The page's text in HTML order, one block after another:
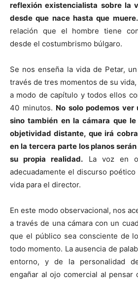
reflexión existencialista sobre la
desde que nace hasta que muere.
relación que el hombre tiene
desde el costumbrismo búlgaro.
Se nos enseña la vida de Petar,
través de tres momentos de su
a modo de capítulo y todos ellos
40 minutos. No solo podemos ver
sino también en la cámara que
objetividad distante, que irá
en la tercera parte los planos
su propia realidad. La voz en
adecuadamente el discurso
vida para el director.
En este modo observacional, nos
a través de una cámara con un
que el público sea consciente de
todo momento. La ausencia de
entorno, y de la personalidad
engañar al ojo comercial al pensar